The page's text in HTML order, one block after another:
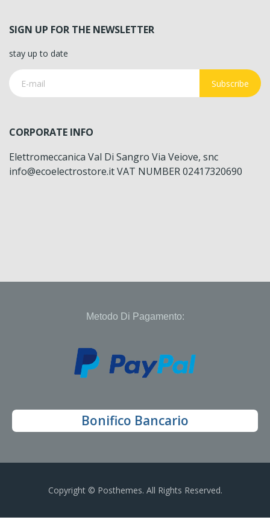
SIGN UP FOR THE NEWSLETTER
stay up to date
Subscribe
CORPORATE INFO
Elettromeccanica Val Di Sangro Via Veiove, snc
info@ecoelectrostore.it VAT NUMBER 02417320690
Metodo Di Pagamento:
Bonifico Bancario
Copyright © Posthemes. All Rights Reserved.